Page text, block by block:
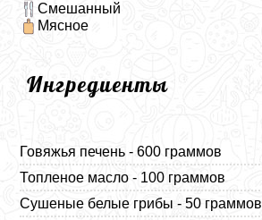
Смешанный
Мясное
Ингредиенты
Говяжья печень - 600 граммов
Топленое масло - 100 граммов
Сушеные белые грибы - 50 граммов